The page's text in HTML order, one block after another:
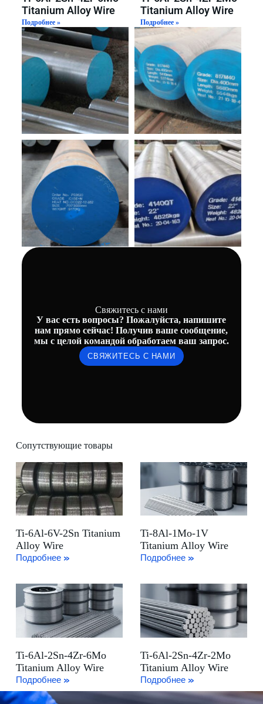
Titanium Alloy Wire
Подробнее »
Titanium Alloy Wire
Подробнее »
Свяжитесь с нами
У вас есть вопросы? Пожалуйста, напишите
нам прямо сейчас! Получив ваше сообщение,
мы с целой командой обработаем ваш запрос.
СВЯЖИТЕСЬ С НАМИ
Сопутствующие товары
Ti-6Al-6V-2Sn Titanium
Alloy Wire
Подробнее »
Ti-8Al-1Mo-1V
Titanium Alloy Wire
Подробнее »
Ti-6Al-2Sn-4Zr-6Mo
Titanium Alloy Wire
Подробнее »
Ti-6Al-2Sn-4Zr-2Mo
Titanium Alloy Wire
Подробнее »